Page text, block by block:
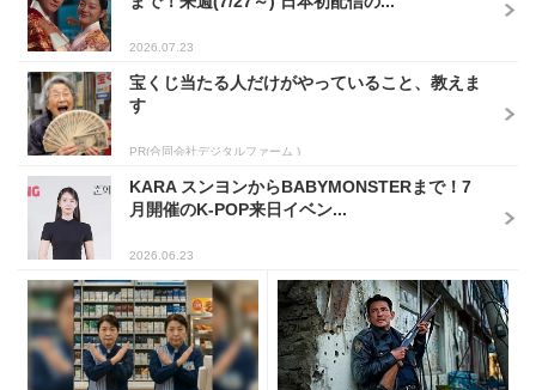
2026.07.23
宝くじ当たる人だけがやっていること、教えま
す
PR(合同会社デジタルファーム )
KARA スンヨンからBABYMONSTERまで！7
月開催のK-POP来日イベン...
2026.06.23